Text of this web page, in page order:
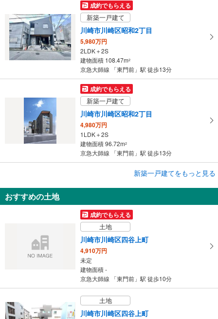
る
成約でもらえる
新築一戸建て
川崎市川崎区昭和2丁目
5,980万円
2LDK＋2S
建物面積 108.47m2
京急大師線 「東門前」駅 徒歩13分
成約でもらえる
新築一戸建て
川崎市川崎区昭和2丁目
4,980万円
1LDK＋2S
建物面積 96.72m2
京急大師線 「東門前」駅 徒歩13分
川崎市川崎区東門前3丁目
4LDK
建物面積 132.35m2
京急大師線 「東門前」駅 徒歩3分
新築一戸建てをもっと見る
おすすめの土地
成約でもらえる
土地
川崎市川崎区四谷上町
4,910万円
未定
建物面積 -
京急大師線 「東門前」駅 徒歩10分
土地
川崎市川崎区四谷上町